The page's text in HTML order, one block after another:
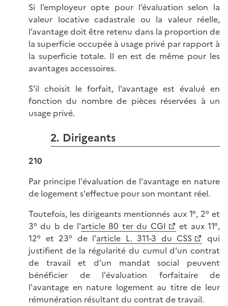
Si l’employeur opte pour l’évaluation selon la
valeur locative cadastrale ou la valeur réelle,
l’avantage doit être retenu dans la proportion de
la superficie occupée à usage privé par rapport à
la superficie totale. Il en est de même pour les
avantages accessoires.
S’il choisit le forfait, l’avantage est évalué en
fonction du nombre de pièces réservées à un
usage privé.
2. Dirigeants
210
Par principe l'évaluation de l'avantage en nature
de logement s'effectue pour son montant réel.
Toutefois, les dirigeants mentionnés aux 1°, 2° et
3° du b de l'article 80 ter du CGI
et aux 11°,
12° et 23° de l'article L. 311-3 du CSS
qui
justifient de la régularité du cumul d'un contrat
de travail et d'un mandat social peuvent
bénéficier de l'évaluation forfaitaire de
l'avantage en nature logement au titre de leur
rémunération résultant du contrat de travail.